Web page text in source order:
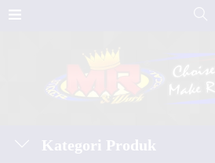
Kategori Produk